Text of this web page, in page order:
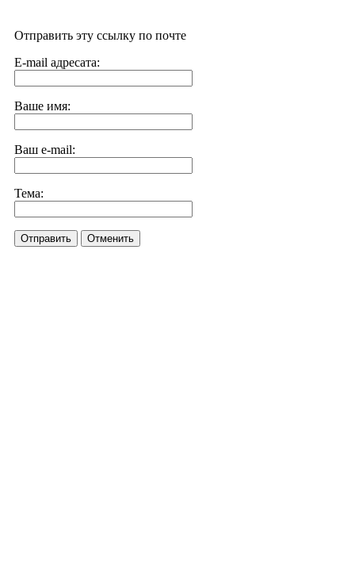
Отправить эту ссылку по почте
E-mail адресата:
Ваше имя:
Ваш e-mail:
Тема:
Отправить Отменить